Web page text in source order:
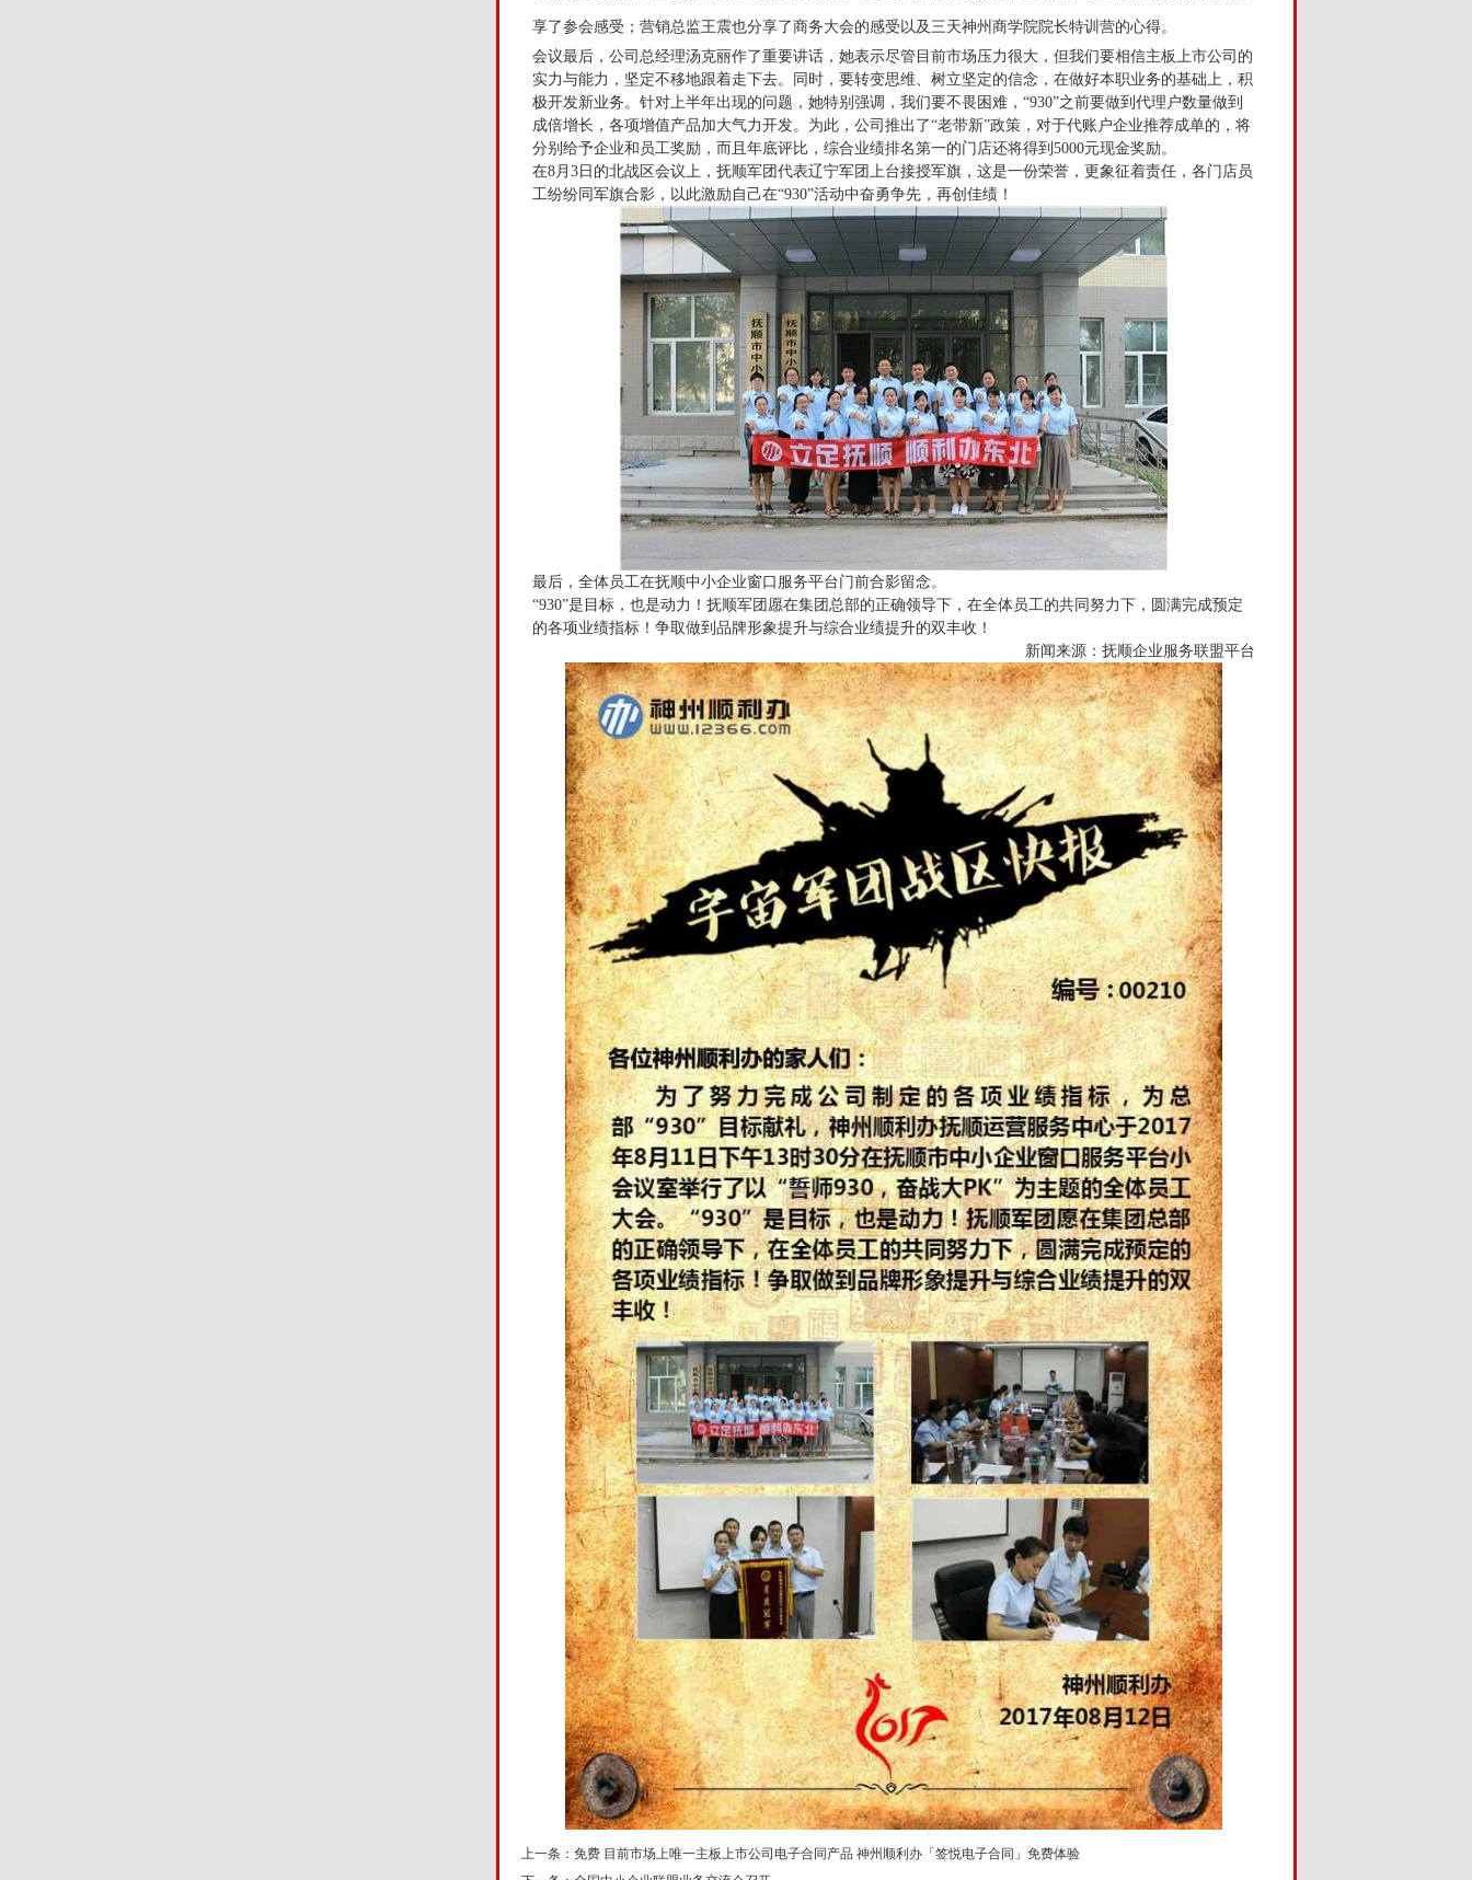
享了参会感受；营销总监王震也分享了商务大会的感受以及三天神州商学院院长特训营的心得。
会议最后，公司总经理汤克丽作了重要讲话，她表示尽管目前市场压力很大，但我们要相信主板上市公司的
实力与能力，坚定不移地跟着走下去。同时，要转变思维、树立坚定的信念，在做好本职业务的基础上，积
极开发新业务。针对上半年出现的问题，她特别强调，我们要不畏困难，“930”之前要做到代理户数量做到
成倍增长，各项增值产品加大气力开发。为此，公司推出了“老带新”政策，对于代账户企业推荐成单的，将
分别给予企业和员工奖励，而且年底评比，综合业绩排名第一的门店还将得到5000元现金奖励。
在8月3日的北战区会议上，抚顺军团代表辽宁军团上台接授军旗，这是一份荣誉，更象征着责任，各门店员
工纷纷同军旗合影，以此激励自己在“930”活动中奋勇争先，再创佳绩！
最后，全体员工在抚顺中小企业窗口服务平台门前合影留念。
“930”是目标，也是动力！抚顺军团愿在集团总部的正确领导下，在全体员工的共同努力下，圆满完成预定
的各项业绩指标！争取做到品牌形象提升与综合业绩提升的双丰收！
新闻来源：抚顺企业服务联盟平台
上一条： 免费 目前市场上唯一主板上市公司电子合同产品 神州顺利办「签悦电子合同」免费体验